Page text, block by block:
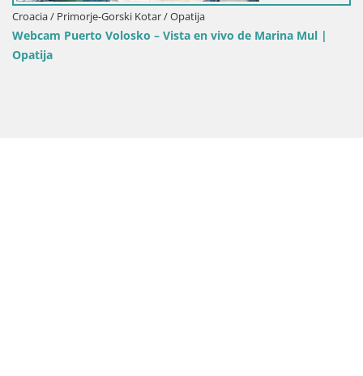
/ Opatija
en vivo de Marina Mul |
Croacia / Primorje-Gorski Kotar
Webcam Opatija Slatina –